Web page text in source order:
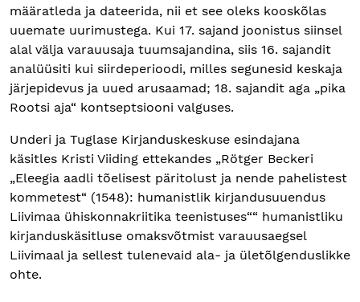
määratleda ja dateerida, nii et see oleks kooskõlas
uuemate uurimustega. Kui 17. sajand joonistus siinsel
alal välja varauusaja tuumsajandina, siis 16. sajandit
analüüsiti kui siirdeperioodi, milles segunesid keskaja
järjepidevus ja uued arusaamad; 18. sajandit aga „pika
Rootsi aja“ kontseptsiooni valguses.
Underi ja Tuglase Kirjanduskeskuse esindajana
käsitles Kristi Viiding ettekandes „Rötger Beckeri
„Eleegia aadli tõelisest päritolust ja nende pahelistest
kommetest“ (1548): humanistlik kirjandusuuendus
Liivimaa ühiskonnakriitika teenistuses““ humanistliku
kirjanduskäsitluse omaksvõtmist varauusaegsel
Liivimaal ja sellest tulenevaid ala- ja ületõlgenduslikke
ohte.